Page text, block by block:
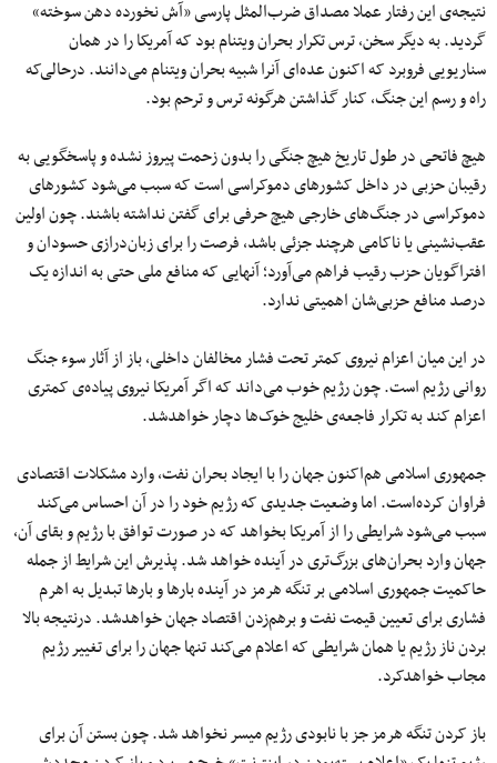
نتیجه‌ی این رفتار عملا مصداق ضرب‌المثل پارسی «آش نخورده دهن سوخته»
گردید. به دیگر سخن، ترس تکرار بحران ویتنام بود که آمریکا را در همان
سناریویی فروبرد که اکنون عده‌ای آنرا شبیه بحران ویتنام می‌دانند. درحالی‌که
راه ‌و رسم این جنگ، کنار گذاشتن هرگونه ترس و ترحم بود.
هیچ فاتحی در طول تاریخ هیچ جنگی را بدون زحمت پیروز نشده و پاسخگویی به
رقیبان حزبی در داخل کشورهای دموکراسی است که سبب می‌شود کشورهای
دموکراسی در جنگ‌های خارجی هیچ حرفی برای گفتن نداشته باشند. چون اولین
عقب‌نشینی یا ناکامی هرچند جزئی باشد، فرصت را برای زبان‌درازی حسودان و
افتراگویان حزب رقیب فراهم می‌آورد؛ آنهایی که منافع ملی حتی به اندازه یک
درصد منافع حزبی‌شان اهمیتی ندارد.
در این میان اعزام نیروی کمتر تحت فشار مخالفان داخلی، باز از آثار سوء جنگ
روانی رژیم است. چون رژیم خوب می‌داند که اگر آمریکا نیروی پیاده‌ی کمتری
اعزام کند به تکرار فاجعه‌ی خلیج خوک‌ها دچار خواهدشد.
جمهوری اسلامی هم‌اکنون جهان را با ایجاد بحران نفت، وارد مشکلات اقتصادی
فراوان کرده‌است. اما وضعیت جدیدی که رژیم خود را در آن احساس می‌کند
سبب می‌شود شرایطی را از آمریکا بخواهد که در صورت توافق با رژیم و بقای آن،
جهان وارد بحران‌های بزرگ‌تری در آینده خواهد شد. پذیرش این شرایط از جمله
حاکمیت جمهوری اسلامی بر تنگه هرمز در آینده بارها و بارها تبدیل به اهرم
فشاری برای تعیین قیمت نفت و برهم‌زدن اقتصاد جهان خواهدشد. درنتیجه بالا
بردن ناز رژیم یا همان شرایطی که اعلام می‌کند تنها جهان را برای تغییر رژیم
مجاب خواهدکرد.
باز کردن تنگه هرمز جز با نابودی رژیم میسر نخواهد شد. چون بستن آن برای